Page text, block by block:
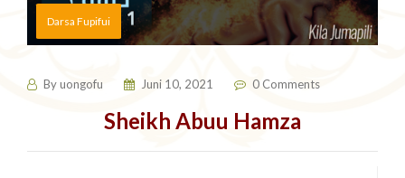
Darsa Fupifui
Byuongofu Juni 10, 2021 0 Comments
Sheikh Abuu Hamza